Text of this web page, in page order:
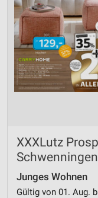
XXXLutz
Junges Wohnen
Gültig von 01. Aug.